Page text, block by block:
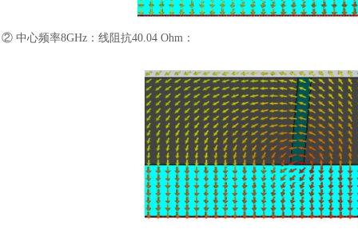
② 中心频率8GHz：线阻抗40.04 Ohm：
风能电源